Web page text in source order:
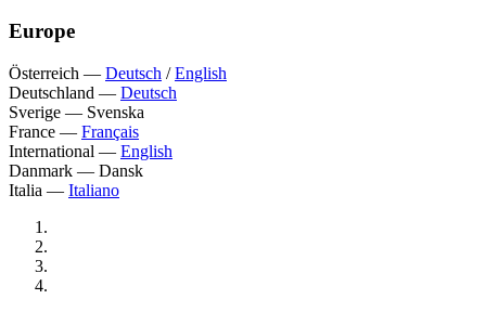
Europe
Österreich — Deutsch /English
Deutschland — Deutsch
Sverige — Svenska
France — Français
International — English
Danmark — Dansk
Italia — Italiano